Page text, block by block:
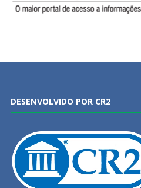
DESENVOLVIDO POR CR2